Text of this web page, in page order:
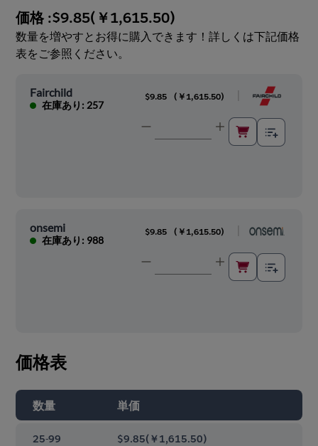
価格 :$9.85(￥1,615.50)
数量を増やすとお得に購入できます！詳しくは下記価格
表をご参照ください。
Fairchild
在庫あり: 257
$9.85 ( ￥1,615.50)
onsemi
在庫あり: 988
$9.85 ( ￥1,615.50)
価格表
数量 単価
25-99 $9.85(￥1,615.50)